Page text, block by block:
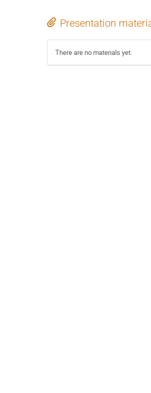
Presentation
There are no materials yet.